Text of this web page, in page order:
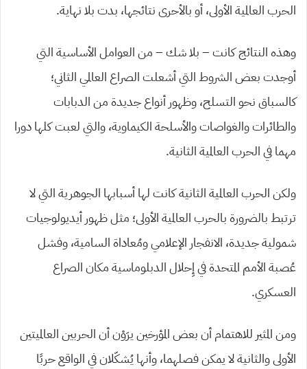
الحرب العالمية الأولى، أو بالأحرى نتائجها، بدت بلا نهاية.
وهذه النتائج كانت – بلا شك – من العوامل الأساسية التي
أوجدت بعض الشروط التي أشعلت الصراع العالمي الثاني؛
كالسباق نحو التسلح، وظهور أنواع جديدة من الدبابات
والطائرات والغواصات والأسلحة الكيماوية، والتي لعبت كلها دورا
مهما في الحرب العالمية الثانية.
ولكن الحرب العالمية الثانية كانت لها أسبابها الجوهرية التي لا
ترتبط بالضرورة بالحرب العالمية الأولى؛ مثل ظهور أيديولوجيات
شمولية جديدة، الانفجار الإعلامي ومُعاداة السامية، وفشل
عُصبة الأمم المتحدة في إِحلال الدبلوماسية مكان الصراع
العسكري.
ومن المثير للاهتمام أن بعض المؤرخين يرَوْن أن الحربين العالميتين
الأولى والثانية لا يمكن فصلهما، وأنها يُشكّلان في الواقع حربًا